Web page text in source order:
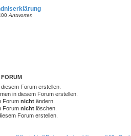
0Antworten
Forum erstellen.
in diesem Forum erstellen.
Forum nicht ändern.
Forum nicht löschen.
Forum erstellen.